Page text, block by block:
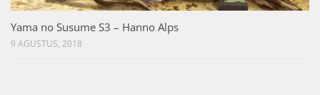
Yama no Susume S3 – Hanno Alps
9 AGUSTUS, 2018